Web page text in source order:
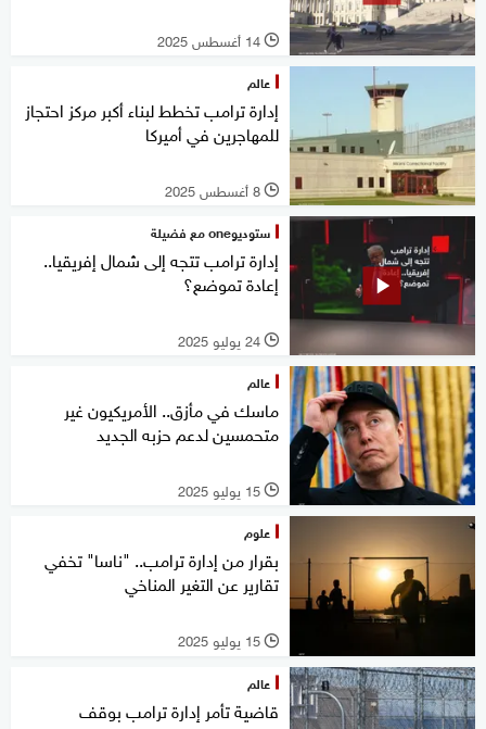
l 14 أغسطس 2025
عالم
إدارة ترامب تخطط لبناء أكبر مركز احتجاز
للمهاجرين في أميركا
l 8 أغسطس 2025
ستوديوone مع فضيلة
إدارة ترامب تتجه إلى شمال إفريقيا..
إعادة تموضع؟
l 24 يوليو 2025
عالم
ماسك في مأزق.. الأمريكيون غير
متحمسين لدعم حزبه الجديد
l 15 يوليو 2025
علوم
بقرار من إدارة ترامب.. "ناسا" تخفي
تقارير عن التغير المناخي
l 15 يوليو 2025
عالم
قاضية تأمر إدارة ترامب بوقف